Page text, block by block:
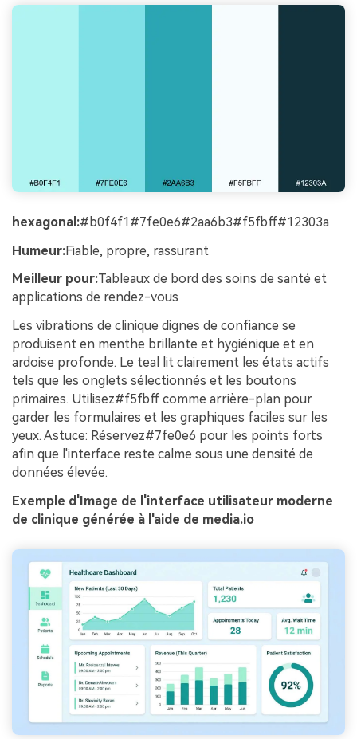
hexagonal:#b0f4f1#7fe0e6#2aa6b3#f5fbff#12303a
Humeur:Fiable, propre, rassurant
Meilleur pour:Tableaux de bord des soins de santé et
applications de rendez-vous
Les vibrations de clinique dignes de confiance se
produisent en menthe brillante et hygiénique et en
ardoise profonde. Le teal lit clairement les états actifs
tels que les onglets sélectionnés et les boutons
primaires. Utilisez#f5fbff comme arrière-plan pour
garder les formulaires et les graphiques faciles sur les
yeux. Astuce: Réservez#7fe0e6 pour les points forts
afin que l'interface reste calme sous une densité de
données élevée.
Exemple d'Image de l'interface utilisateur moderne
de clinique générée à l'aide de media.io